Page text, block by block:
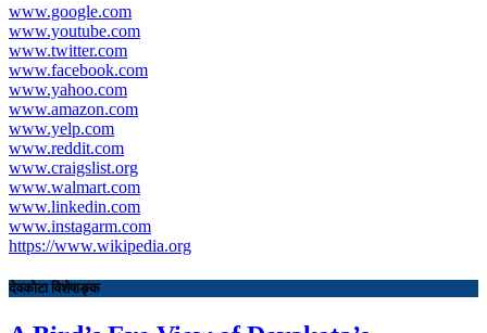
www.google.com
www.youtube.com
www.twitter.com
www.facebook.com
www.yahoo.com
www.amazon.com
www.yelp.com
www.reddit.com
www.craigslist.org
www.walmart.com
www.linkedin.com
www.instagarm.com
https://www.wikipedia.org
देवकोटा विशेषाङ्क